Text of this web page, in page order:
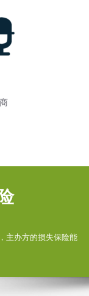
主办方的损失保险能